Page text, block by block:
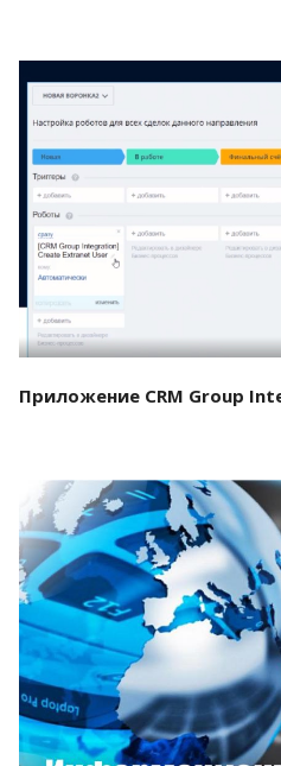
Смотреть
Приложение CRM Group
Смотреть